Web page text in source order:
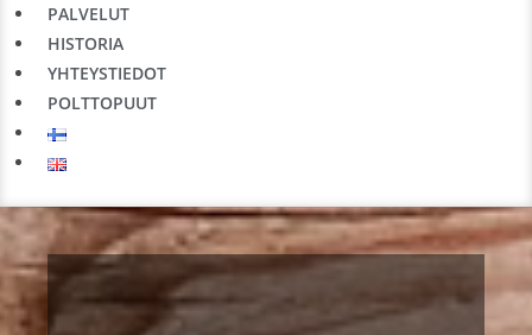
PALVELUT
HISTORIA
YHTEYSTIEDOT
POLTTOPUUT
Lupa